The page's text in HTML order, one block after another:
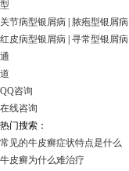
型
关节病型银屑病
脓疱型银屑病
红皮病型银屑病 寻常型银屑病
通
道
QQ咨询
在线咨询
热门搜索：
常见的牛皮癣症状特点是什么
牛皮癣为什么难治疗